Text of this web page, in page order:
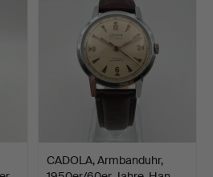
CADOLA, Armbanduhr,